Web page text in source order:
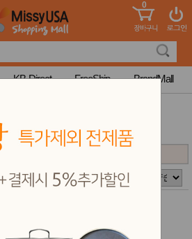
0
KB-Direct FreeShip BrandMall
주방특가
휘슬러 세라탈 컴포트 팬 11인치